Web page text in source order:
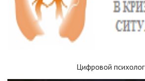
Цифровой психолог